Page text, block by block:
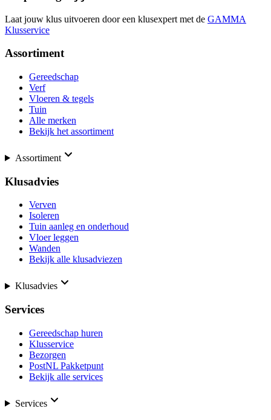
Laat jouw klus uitvoeren door een klusexpert met de GAMMA
Klusservice
Assortiment
Gereedschap
Verf
Vloeren & tegels
Tuin
Alle merken
Bekijk het assortiment
Assortiment
Klusadvies
Verven
Isoleren
Tuin aanleg en onderhoud
Vloer leggen
Wanden
Bekijk alle klusadviezen
Klusadvies
Services
Gereedschap huren
Klusservice
Bezorgen
PostNL Pakketpunt
Bekijk alle services
Services